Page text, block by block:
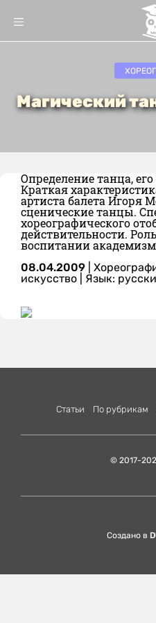
Магический
Определение танца,
Краткая
артиста балета Игоря
сценические танцы.
хореографического
действительности.
воспитании
08.04.2009
искусство
Язык:
Статьи По рубрикам
© 2017-
Создано в